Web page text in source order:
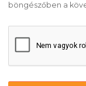
böngészőben a